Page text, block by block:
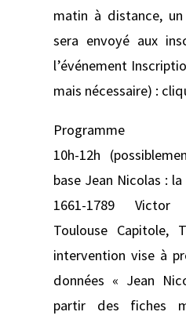
matin à distance,
sera envoyé aux
l’événement
mais nécessaire) :
Programme
10h-12h
base Jean Nicolas :
1661-1789 Victor
Toulouse Capitole,
intervention vise à
données « Jean
partir des fiches